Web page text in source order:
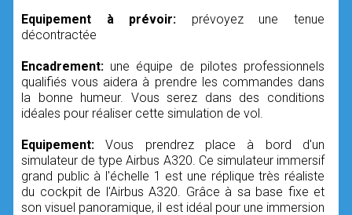
Equipement à prévoir: prévoyez une tenue
décontractée
Encadrement: une équipe de pilotes professionnels
qualifiés vous aidera à prendre les commandes dans
la bonne humeur. Vous serez dans des conditions
idéales pour réaliser cette simulation de vol.
Equipement:Vous prendrez place à bord d'un
simulateur de type Airbus A320. Ce simulateur immersif
grand public à l'échelle 1 est une réplique très réaliste
du cockpit de l'Airbus A320. Grâce à sa base fixe et
son visuel panoramique, il est idéal pour une immersion